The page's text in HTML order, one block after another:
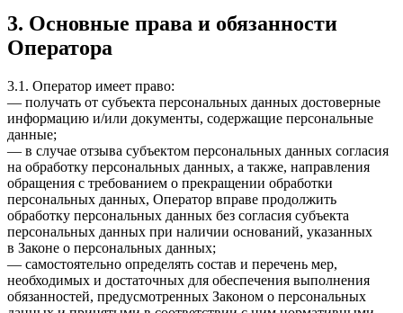
3. Основные права и обязанности
Оператора
3.1. Оператор имеет право:
— получать от субъекта персональных данных достоверные
информацию и/или документы, содержащие персональные
данные;
— в случае отзыва субъектом персональных данных согласия
на обработку персональных данных, а также, направления
обращения с требованием о прекращении обработки
персональных данных, Оператор вправе продолжить
обработку персональных данных без согласия субъекта
персональных данных при наличии оснований, указанных
в Законе о персональных данных;
— самостоятельно определять состав и перечень мер,
необходимых и достаточных для обеспечения выполнения
обязанностей, предусмотренных Законом о персональных